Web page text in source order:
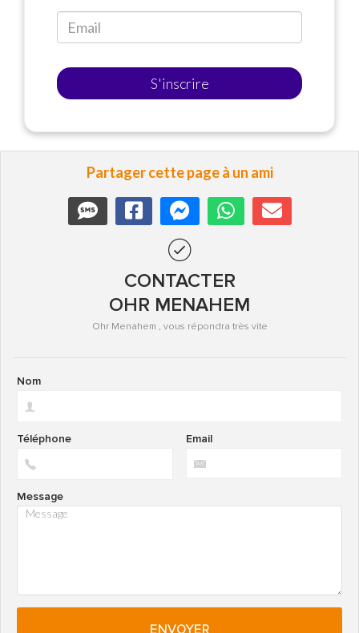
S'inscrire
Partager cette page à un ami
CONTACTER
OHR MENAHEM
Ohr Menahem , vous répondra très vite
Nom
Email
Téléphone
Message
ENVOYER